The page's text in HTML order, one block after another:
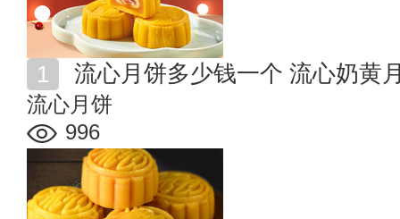
流心月饼多少钱一个 流心奶黄
流心月饼
996